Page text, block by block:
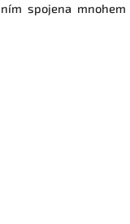
spojena mnohem